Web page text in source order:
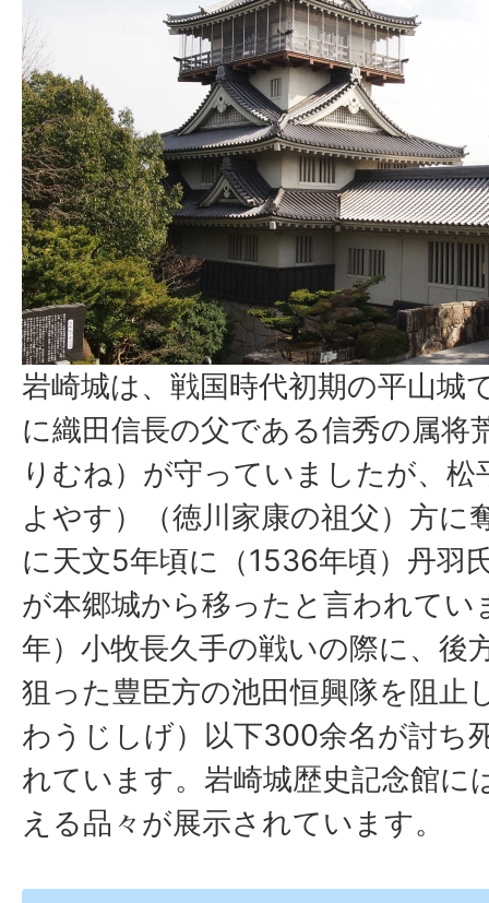
岩崎城は、戦国時代初期の平山城
に織田信長の父である信秀の属将
りむね）が守っていましたが、
よやす）（徳川家康の祖父）方に
に天文5年頃に（1536年頃）丹羽
が本郷城から移ったと言われてい
年）小牧長久手の戦いの際に、後
狙った豊臣方の池田恒興隊を阻止
わうじしげ）以下300余名が討ち
れています。岩崎城歴史記念館に
える品々が展示されています。